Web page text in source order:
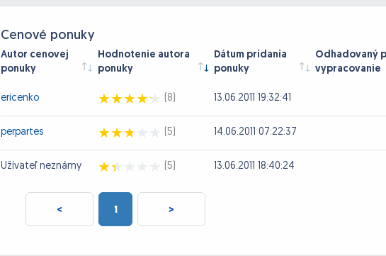
Cenové ponuky
Autor cenovej
ponuky
Hodnotenie autora
ponuky
Dátum pridania
ponuky
Odhadovaný
vypracovanie
ericenko (8) 13.06.2011 19:32:41
perpartes (5) 14.06.2011 07:22:37
Užívateľ neznámy (5) 13.06.2011 18:40:24
< 1 >